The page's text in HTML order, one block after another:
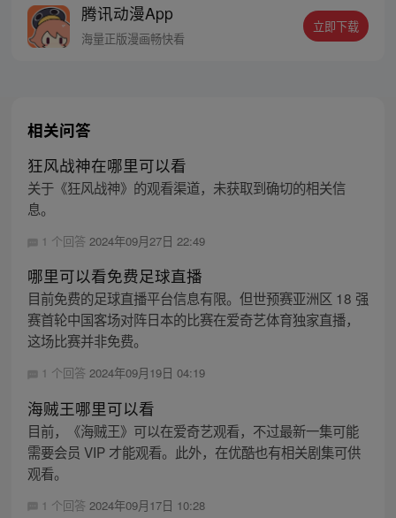
腾讯动漫App
海量正版漫画畅快看
立即下载
相关问答
狂风战神在哪里可以看
关于《狂风战神》的观看渠道，未获取到确切的相关信
息。
1 个回答 2024年09月27日 22:49
哪里可以看免费足球直播
目前免费的足球直播平台信息有限。但世预赛亚洲区 18 强
赛首轮中国客场对阵日本的比赛在爱奇艺体育独家直播，
这场比赛并非免费。
1 个回答 2024年09月19日 04:19
海贼王哪里可以看
目前，《海贼王》可以在爱奇艺观看，不过最新一集可能
需要会员 VIP 才能观看。此外，在优酷也有相关剧集可供
观看。
1 个回答 2024年09月17日 10:28